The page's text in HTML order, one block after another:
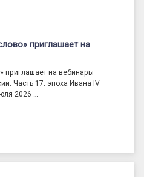
приглашает на
приглашает на вебинары
Часть 17: эпоха Ивана IV
2026 …